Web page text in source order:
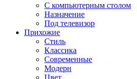
С компьютерным столом
Назначение
Под телевизор
Прихожие
Стиль
Классика
Современные
Модерн
Цвет